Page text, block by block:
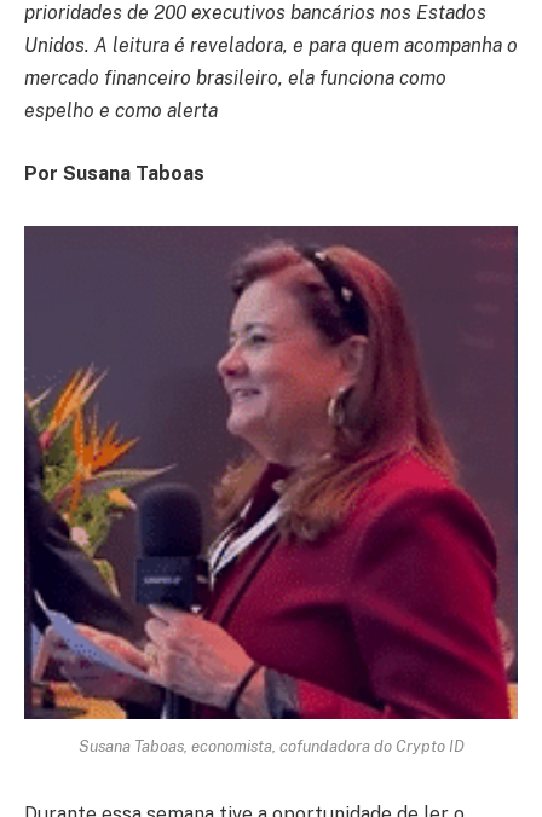
prioridades de 200 executivos bancários nos Estados
Unidos. A leitura é reveladora, e para quem acompanha o
mercado financeiro brasileiro, ela funciona como
espelho e como alerta
Por Susana Taboas
Susana Taboas, economista, cofundadora do Crypto ID